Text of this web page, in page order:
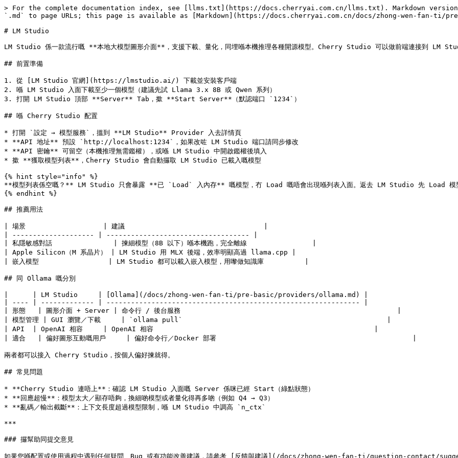
> For the complete documentation index, see [llms.txt](https://docs.cherryai.com.cn/llms.txt). Markdown
`.md` to page URLs; this page is available as [Markdown](https://docs.cherryai.com.cn/docs/zhong-wen-fan-ti/
# LM Studio
LM Studio 係一款流行嘅 **本地大模型圖形介面**，支援下載、量化，同埋喺本機推理各種開源模型。Cherry Studio 可以做前端連接到 LM
## 前置準備
1. 從 [LM Studio 官網](https://lmstudio.ai/) 下載並安裝客戶端
2. 喺 LM Studio 入面下載至少一個模型（建議先試 Llama 3.x 8B 或 Qwen 系列）
3. 打開 LM Studio 頂部 **Server** Tab，撳 **Start Server**（默認端口 `1234`）
## 喺 Cherry Studio 配置
* 打開 `設定 → 模型服務`，搵到 **LM Studio** Provider 入去詳情頁
* **API 地址** 預設 `http://localhost:1234`，如果改咗 LM Studio 端口請同步修改
* **API 密鑰** 可留空（本機推理無需鑑權），或喺 LM Studio 中開啟鑑權後填入
* 撳 **獲取模型列表**，Cherry Studio 會自動攞取 LM Studio 已載入嘅模型
{% hint style="info" %}
**模型列表係空嘅？** LM Studio 只會暴露 **已 `Load` 入內存** 嘅模型，冇 Load 嘅唔會出現喺列表入面。返去 LM Studio 先 Load 模型
{% endhint %}
## 推薦用法
| 場景                   | 建議                                  |
| -------------------- | ----------------------------------- |
| 私隱敏感對話               | 揀細模型（8B 以下）喺本機跑，完全離線                |
| Apple Silicon（M 系晶片） | LM Studio 用 MLX 後端，效率明顯高過 llama.cpp |
| 嵌入模型                 | LM Studio 都可以載入嵌入模型，用嚟做知識庫          |
## 同 Ollama 嘅分別
|      | LM Studio     | [Ollama](/docs/zhong-wen-fan-ti/pre-basic/providers/ollama.md) |
| ---- | ------------- | -------------------------------------------------------------- |
| 形態   | 圖形介面 + Server | 命令行 / 後台服務                                                     |
| 模型管理 | GUI 瀏覽／下載     | `ollama pull`                                                  |
| API  | OpenAI 相容     | OpenAI 相容                                                      |
| 適合   | 偏好圖形互動嘅用戶     | 偏好命令行／Docker 部署                                                |
兩者都可以接入 Cherry Studio，按個人偏好揀就得。
## 常見問題
* **Cherry Studio 連唔上**：確認 LM Studio 入面嘅 Server 係咪已經 Start（綠點狀態）
* **回應超慢**：模型太大／顯存唔夠，換細啲模型或者量化得再多啲（例如 Q4 → Q3）
* **亂碼／輸出截斷**：上下文長度超過模型限制，喺 LM Studio 中調高 `n_ctx`
***
### 攞幫助同提交意見
如果您喺配置或使用過程中遇到任何疑問、Bug 或有功能改善建議，請參考 [反饋與建議](/docs/zhong-wen-fan-ti/question-contact/